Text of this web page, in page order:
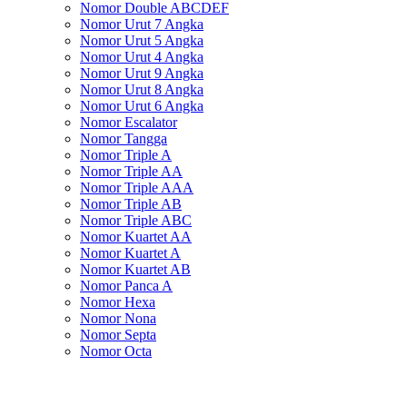
Nomor Double ABCDEF
Nomor Urut 7 Angka
Nomor Urut 5 Angka
Nomor Urut 4 Angka
Nomor Urut 9 Angka
Nomor Urut 8 Angka
Nomor Urut 6 Angka
Nomor Escalator
Nomor Tangga
Nomor Triple A
Nomor Triple AA
Nomor Triple AAA
Nomor Triple AB
Nomor Triple ABC
Nomor Kuartet AA
Nomor Kuartet A
Nomor Kuartet AB
Nomor Panca A
Nomor Hexa
Nomor Nona
Nomor Septa
Nomor Octa